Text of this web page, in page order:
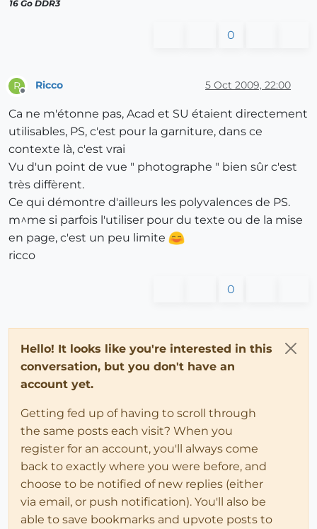
16 Go DDR3
0
R Ricco 5 Oct 2009, 22:00
Ca ne m'étonne pas, Acad et SU étaient directement
utilisables, PS, c'est pour la garniture, dans ce
contexte là, c'est vrai
Vu d'un point de vue " photographe " bien sûr c'est
très diffèrent.
Ce qui démontre d'ailleurs les polyvalences de PS.
m^me si parfois l'utiliser pour du texte ou de la mise
en page, c'est un peu limite
ricco
0
Hello! It looks like you're interested in this
conversation, but you don't have an
account yet.
Getting fed up of having to scroll through
the same posts each visit? When you
register for an account, you'll always come
back to exactly where you were before, and
choose to be notified of new replies (either
via email, or push notification). You'll also be
able to save bookmarks and upvote posts to